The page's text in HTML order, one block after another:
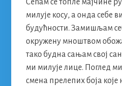
Сећам се топле мајчине
милује косу, а онда себе
будућности. Замишљам
окружену мноштвом
тако будна сањам свој
ми милује лице. Поглед
смена прелепих боја